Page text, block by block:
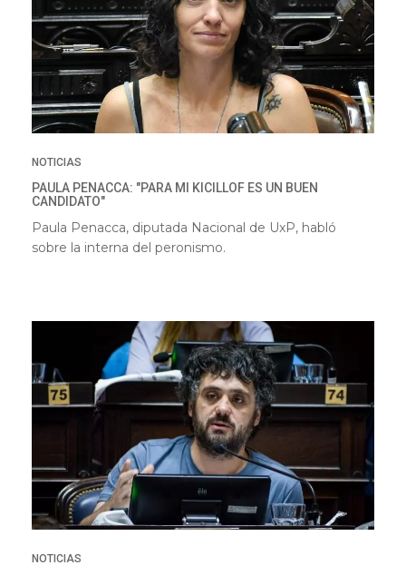
NOTICIAS
PAULA PENACCA: "PARA MI KICILLOF ES UN BUEN
CANDIDATO"
Paula Penacca, diputada Nacional de UxP, habló
sobre la interna del peronismo.
NOTICIAS